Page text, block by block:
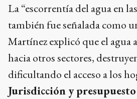
La “escorrentía del agua en
también fue señalada como
Martínez explicó que el agua
hacia otros sectores,
dificultando el acceso a los
Jurisdicción y presupuesto